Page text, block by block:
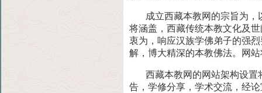
成立西藏本教网的宗旨为，
将涵盖，西藏传统本教文化及
衷为，响应汉族学佛弟子的强
解，博大精深的本教佛法。网
西藏本教网的网站架构设
告，学修分享，学术交流，经